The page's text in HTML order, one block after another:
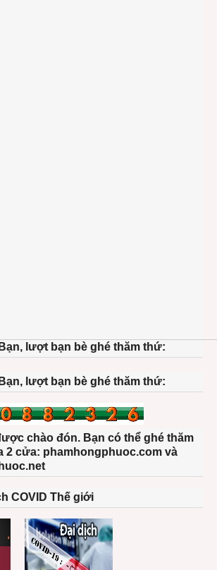
lượt bạn bè ghé thăm thứ:
lượt bạn bè ghé thăm thứ:
chào đón. Bạn có thể ghé thăm
2 cửa: phamhongphuoc.com và
COVID Thế giới